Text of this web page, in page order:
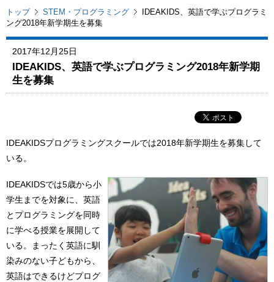
トップ STEM・プログラミング
IDEAKIDS、英語で学ぶプログラミ
ング2018年新学期生を募集
2017年12月25日
IDEAKIDS、英語で学ぶプログラミング2018年新学期
生を募集
IDEAKIDSプログラミングスクールでは2018年新学期生を募集して
いる。
IDEAKIDSでは5歳から小
学生までを対象に、英語
とプログラミングを同時
に学べる授業を展開して
いる。まったく英語に馴
染みのない子どもから、
英語はできるけどプログ